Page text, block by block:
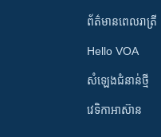
ព័ត៌មាន​​ពេល​រាត្រី
Hello VOA
សំឡេង​ជំនាន់​ថ្មី
វេទិកា​អាស៊ាន